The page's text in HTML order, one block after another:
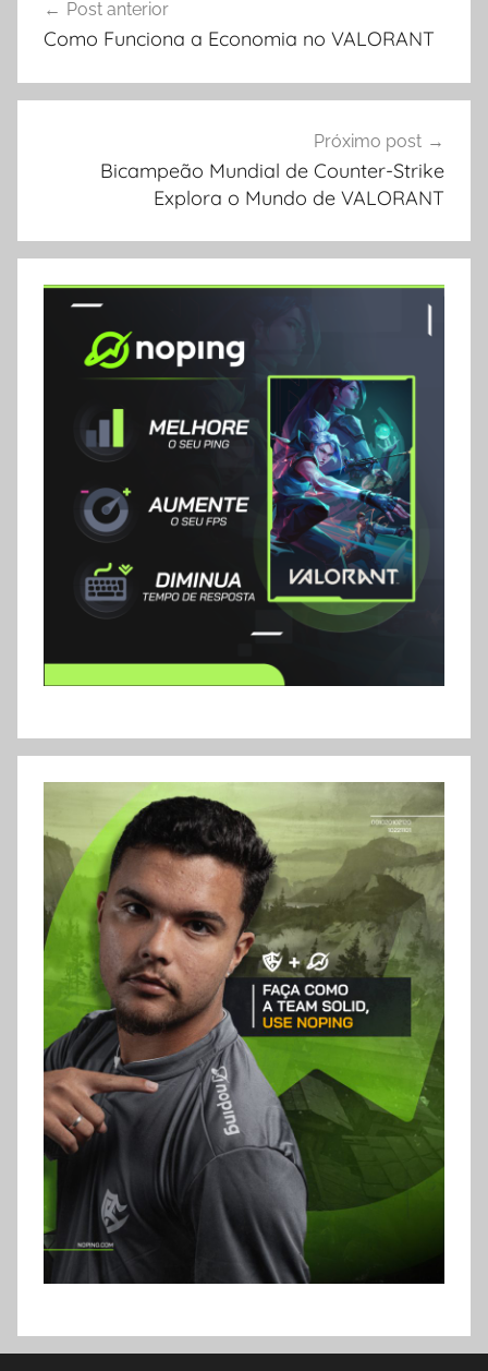
de
Post anterior
Como Funciona a Economia no VALORANT
Próximo post
Bicampeão Mundial de Counter-Strike
Explora o Mundo de VALORANT